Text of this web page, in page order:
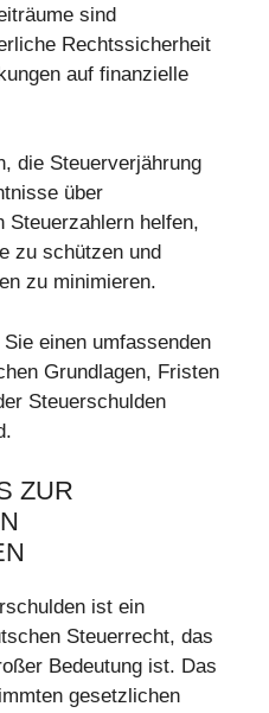
sind
Rechtssicherheit
auf finanzielle
die Steuerverjährung
über
Steuerzahlern helfen,
zu schützen und
zu minimieren.
einen umfassenden
Grundlagen, Fristen
Steuerschulden
ZUR
ist ein
Steuerrecht, das
Bedeutung ist. Das
gesetzlichen